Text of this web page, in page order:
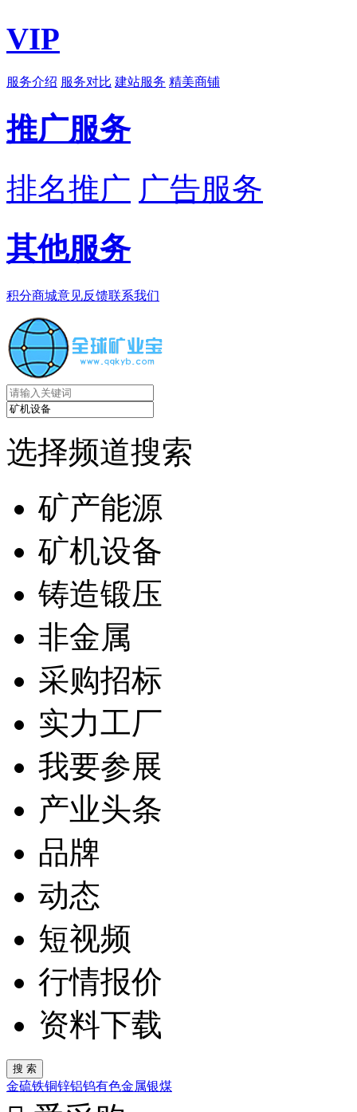
VIP
服务介绍 服务对比 建站服务 精美商铺
推广服务
排名推广 广告服务
其他服务
积分商城意见反馈联系我们
选择频道搜索
矿产能源
矿机设备
铸造锻压
非金属
采购招标
实力工厂
我要参展
产业头条
品牌
动态
短视频
行情报价
资料下载
金硫铁铜锌铝钨有色金属银煤